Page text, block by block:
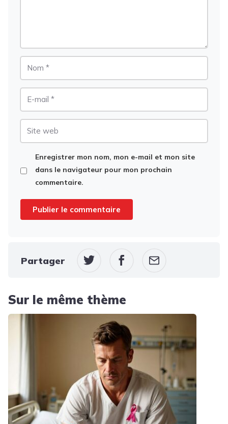
Enregistrer mon nom, mon e-mail et mon site
dans le navigateur pour mon prochain
commentaire.
Partager
Sur le même thème